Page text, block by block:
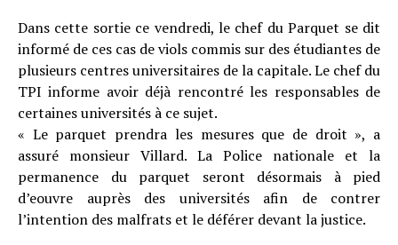
Dans cette sortie ce vendredi, le chef du Parquet se dit
informé de ces cas de viols commis sur des étudiantes de
plusieurs centres universitaires de la capitale. Le chef du
TPI informe avoir déjà rencontré les responsables de
certaines universités à ce sujet.
« Le parquet prendra les mesures que de droit », a
assuré monsieur Villard. La Police nationale et la
permanence du parquet seront désormais à pied
d’eouvre auprès des universités afin de contrer
l’intention des malfrats et le déférer devant la justice.